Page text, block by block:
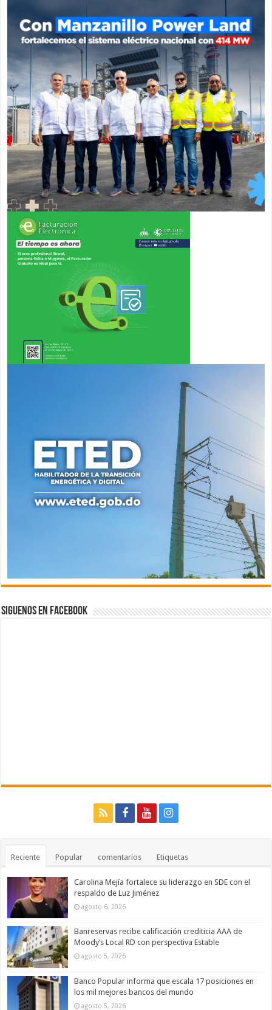
Siguenos en Facebook
Reciente Popular comentarios Etiquetas
Carolina Mejía fortalece su liderazgo en SDE con el
respaldo de Luz Jiménez
agosto 6, 2026
Banreservas recibe calificación crediticia AAA de
Moody’s Local RD con perspectiva Estable
agosto 5, 2026
Banco Popular informa que escala 17 posiciones en
los mil mejores bancos del mundo
agosto 5, 2026